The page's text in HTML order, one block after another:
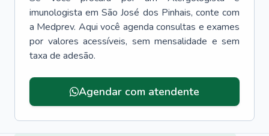
imunologista em São José dos Pinhais, conte com
a Medprev. Aqui você agenda consultas e exames
por valores acessíveis, sem mensalidade e sem
taxa de adesão.
Agendar com atendente